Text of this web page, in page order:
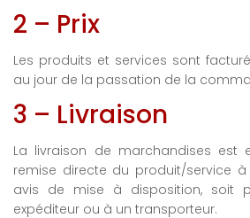
2 – Prix
Les produits et services sont
au jour de la passation de la
3 – Livraison
La livraison de marchandises est
remise directe du produit/service
avis de mise à disposition, soit
expéditeur ou à un transporteur.